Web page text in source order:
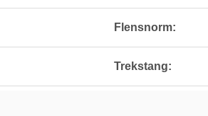
Flensnorm:
Trekstang: